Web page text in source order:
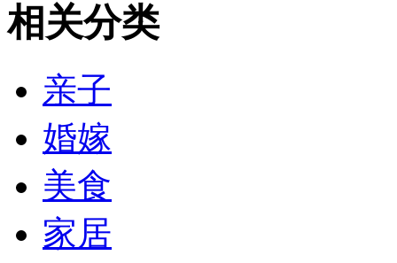
相关分类
亲子
婚嫁
美食
家居